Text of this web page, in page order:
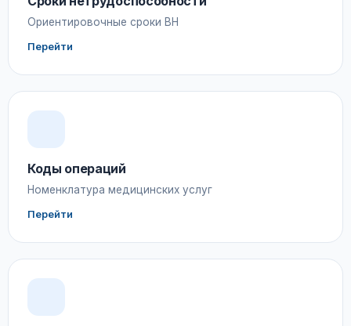
Ориентировочные сроки ВН
Перейти
Коды операций
Номенклатура медицинских услуг
Перейти